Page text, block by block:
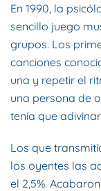
En 1990, la
sencillo juego
grupos. Los
canciones
una y repetir el
una persona de
tenía que
Los que
los oyentes las
el 2,5%.